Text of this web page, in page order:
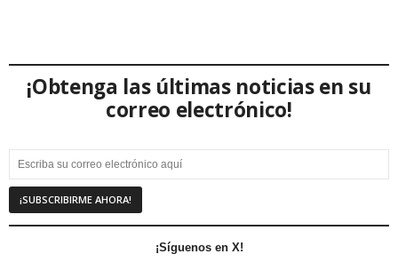
¡Obtenga las últimas noticias en su
correo electrónico!
¡Síguenos en X!